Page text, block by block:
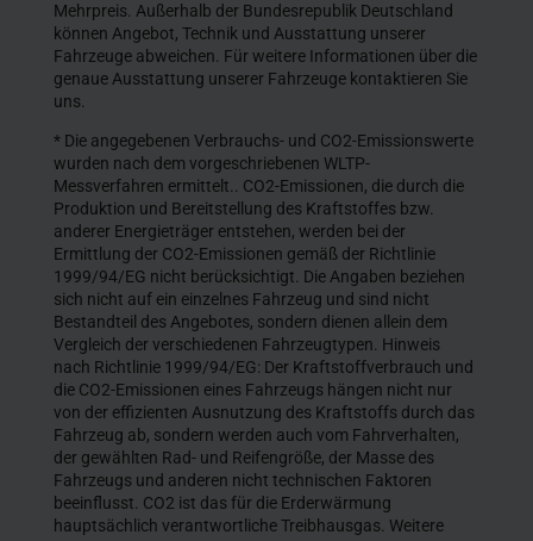
Mehrpreis. Außerhalb der Bundesrepublik Deutschland
können Angebot, Technik und Ausstattung unserer
Fahrzeuge abweichen. Für weitere Informationen über die
genaue Ausstattung unserer Fahrzeuge kontaktieren Sie
uns.
* Die angegebenen Verbrauchs- und CO2-Emissionswerte
wurden nach dem vorgeschriebenen WLTP-
Messverfahren ermittelt.. CO2-Emissionen, die durch die
Produktion und Bereitstellung des Kraftstoffes bzw.
anderer Energieträger entstehen, werden bei der
Ermittlung der CO2-Emissionen gemäß der Richtlinie
1999/94/EG nicht berücksichtigt. Die Angaben beziehen
sich nicht auf ein einzelnes Fahrzeug und sind nicht
Bestandteil des Angebotes, sondern dienen allein dem
Vergleich der verschiedenen Fahrzeugtypen. Hinweis
nach Richtlinie 1999/94/EG: Der Kraftstoffverbrauch und
die CO2-Emissionen eines Fahrzeugs hängen nicht nur
von der effizienten Ausnutzung des Kraftstoffs durch das
Fahrzeug ab, sondern werden auch vom Fahrverhalten,
der gewählten Rad- und Reifengröße, der Masse des
Fahrzeugs und anderen nicht technischen Faktoren
beeinflusst. CO2 ist das für die Erderwärmung
hauptsächlich verantwortliche Treibhausgas. Weitere